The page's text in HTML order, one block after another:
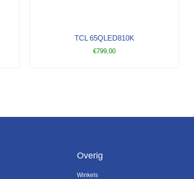
TCL 65QLED810K
€799,00
Overig
Winkels